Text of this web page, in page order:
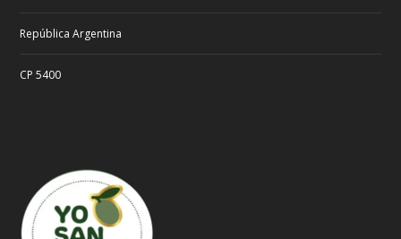
República Argentina
CP 5400